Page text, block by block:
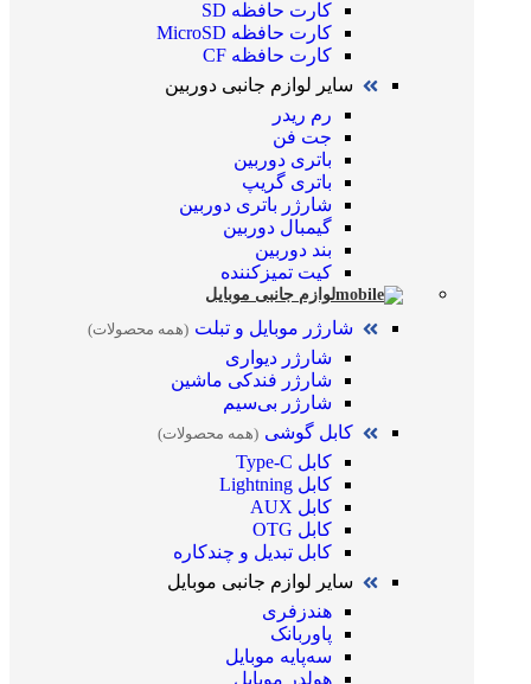
کارت حافظه SD
کارت حافظه MicroSD
کارت حافظه CF
سایر لوازم جانبی دوربین
رم ریدر
جت فن
باتری دوربین
باتری گریپ
شارژر باتری دوربین
گیمبال دوربین
بند دوربین
کیت تمیز‌کننده
لوازم جانبی موبایل
شارژر موبایل و تبلت (همه محصولات)
شارژر دیواری
شارژر فندکی ماشین
شارژر بی‌سیم
کابل گوشی (همه محصولات)
کابل Type-C
کابل Lightning
کابل AUX
کابل OTG
کابل تبدیل و چندکاره
سایر لوازم جانبی موبایل
هندزفری
پاوربانک
سه‌پایه موبایل
هولدر موبایل